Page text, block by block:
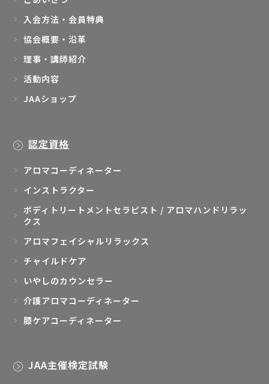
入会方法・会員特典
協会概要・沿革
理事・講師紹介
活動内容
JAAショップ
認定資格
アロマコーディネーター
インストラクター
ボディトリートメントセラピスト / アロマハンドリラッ
クス
アロマフェイシャルリラックス
チャイルドケア
いやしのカウンセラー
介護アロマコーディネーター
膝ケアコーディネーター
JAA主催検定試験